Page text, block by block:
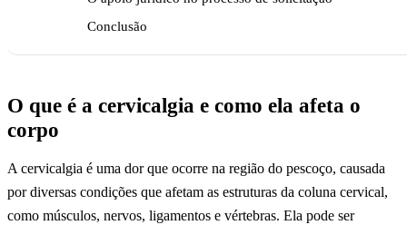
Conclusão
O que é a cervicalgia e como ela afeta o
corpo
A cervicalgia é uma dor que ocorre na região do pescoço, causada
por diversas condições que afetam as estruturas da coluna cervical,
como músculos, nervos, ligamentos e vértebras. Ela pode ser